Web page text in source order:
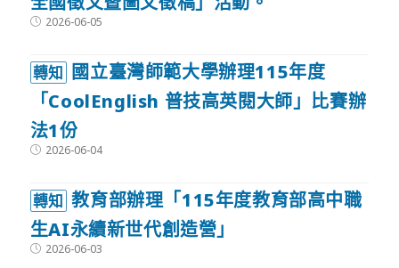
Post2026-06-05
轉知 國立臺灣師範大學辦理115年度
「CoolEnglish 普技高英閱大師」比賽辦
法1份
Post2026-06-04
轉知 教育部辦理「115年度教育部高中職
生AI永續新世代創造營」
Post2026-06-03